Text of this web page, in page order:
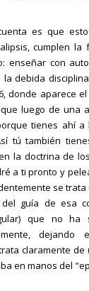
es que
cumplen la
enseñar con
la debida
donde aparece
luego de una
tienes ahí a
tú también
la doctrina de
a ti pronto y
se
guía de esa
que no ha
claramente
en manos del